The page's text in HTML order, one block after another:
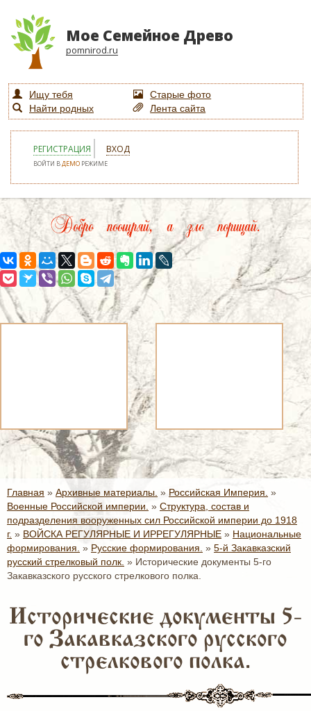
Мое Семейное Древо
pomnirod.ru
Ищу тебя
Старые фото
Найти родных
Лента сайта
РЕГИСТРАЦИЯ ВХОД
ВОЙТИ ВДЕМО РЕЖИМЕ
Добро поощряй, а зло порицай.
Главная » Архивные материалы. » Российская Империя. »
Военные Российской империи. » Структура, состав и
подразделения вооруженных сил Российской империи до 1918
г. » ВОЙСКА РЕГУЛЯРНЫЕ И ИРРЕГУЛЯРНЫЕ » Национальные
формирования. » Русские формирования. » 5-й Закавказский
русский стрелковый полк. » Исторические документы 5-го
Закавказского русского стрелкового полка.
Исторические документы 5-
го Закавказского русского
стрелкового полка.